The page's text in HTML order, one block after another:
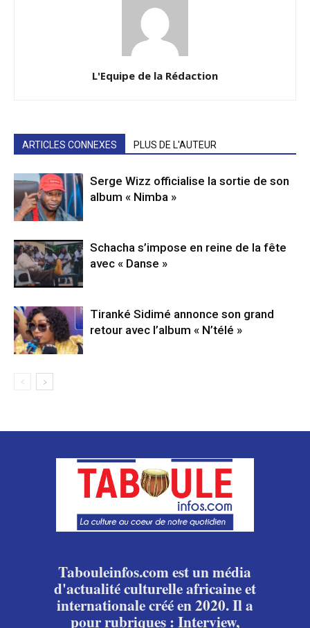
L'Equipe de la Rédaction
ARTICLES CONNEXES PLUS DE L'AUTEUR
Serge Wizz officialise la sortie de son
album « Nimba »
Schacha s’impose en reine de la fête
avec « Danse »
Tiranké Sidimé annonce son grand
retour avec l’album « N’télé »
Tabouleinfos.com est un média
d'actualité culturelle africaine et
internationale créé en 2020. Il a
pour rubriques : Interview,